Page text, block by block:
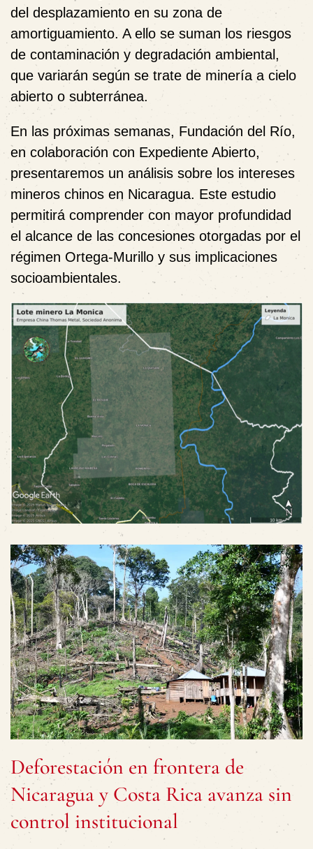
del desplazamiento en su zona de
amortiguamiento. A ello se suman los riesgos
de contaminación y degradación ambiental,
que variarán según se trate de minería a cielo
abierto o subterránea.
En las próximas semanas, Fundación del Río,
en colaboración con Expediente Abierto,
presentaremos un análisis sobre los intereses
mineros chinos en Nicaragua. Este estudio
permitirá comprender con mayor profundidad
el alcance de las concesiones otorgadas por el
régimen Ortega-Murillo y sus implicaciones
socioambientales.
Deforestación en frontera de
Nicaragua y Costa Rica avanza sin
control institucional